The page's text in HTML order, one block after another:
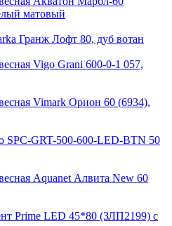
матовый
Гранж Лофт 80, дуб вотан
Vigo Grani 600-0-1 057,
Vimark Орион 60 (6934),
SPC-GRT-500-600-LED-BTN 50
Aquanet Алвита New 60
Prime LED 45*80 (ЗЛП2199) с